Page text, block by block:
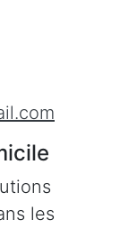
les